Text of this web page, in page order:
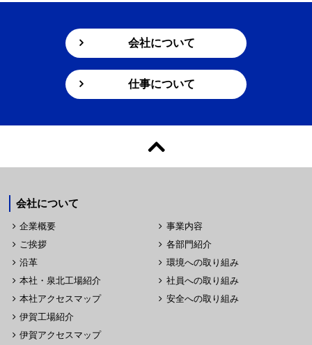
会社について
仕事について
会社について
企業概要
ご挨拶
沿革
本社・泉北工場紹介
本社アクセスマップ
伊賀工場紹介
伊賀アクセスマップ
事業内容
各部門紹介
環境への取り組み
社員への取り組み
安全への取り組み